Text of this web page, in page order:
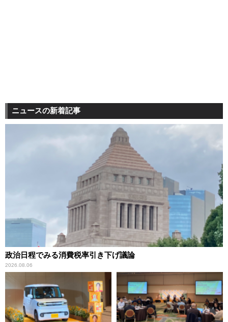
ニュースの新着記事
政治日程でみる消費税率引き下げ議論
2026.08.06